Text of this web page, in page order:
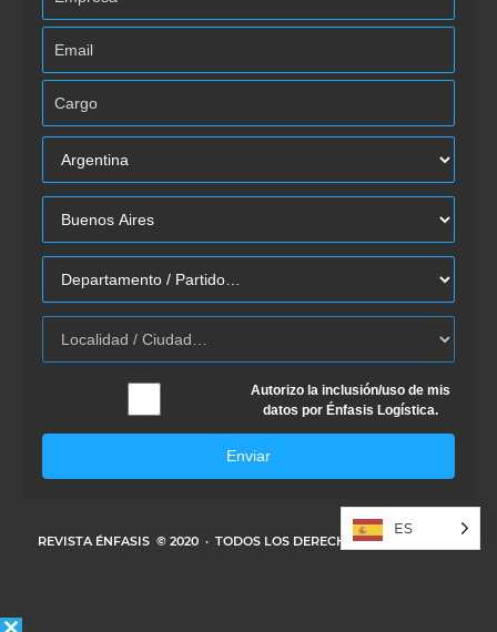
Autorizo la inclusión/uso de mis
datos por Énfasis Logística.
Enviar
REVISTA ÉNFASIS © 2020 · TODOS LOS DERECHOS RESERVADOS
ES